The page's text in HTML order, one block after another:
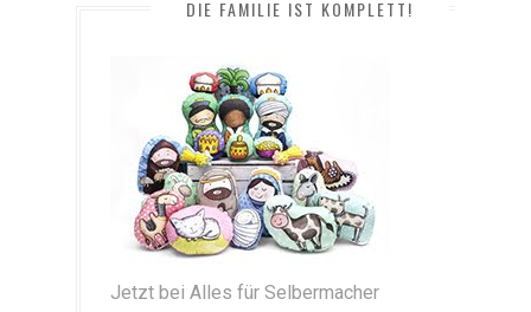
DIE FAMILIE IST KOMPLETT!
Jetzt bei Alles für Selbermacher